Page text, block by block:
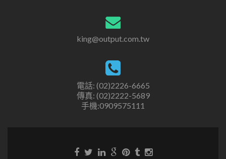
king@output.com.tw
電話: (02)2226-6665
傳真: (02)2222-5689
手機:0909575111